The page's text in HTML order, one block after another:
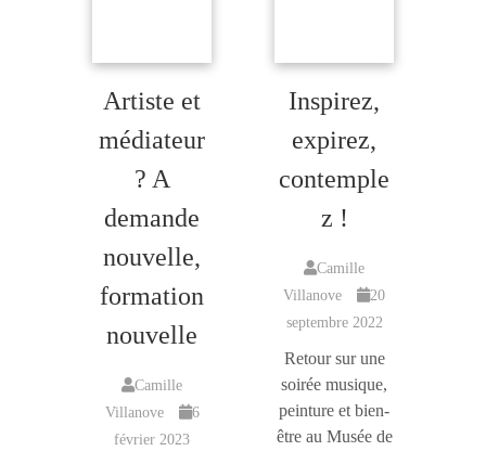
Artiste et
médiateur
? A
demande
nouvelle,
formation
nouvelle
Camille
Villanove
6
février 2023
Inspirez,
expirez,
contemple
z !
Camille
Villanove
20
septembre 2022
Retour sur une
soirée musique,
peinture et bien-
être au Musée de